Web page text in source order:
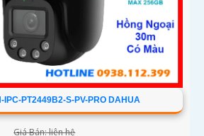
IPC-PT2449B2-S-PV-PRO DAHUA
Giá Bán: liên hệ